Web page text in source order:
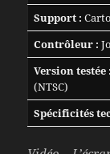
Support :
Contrôleur :
Version testée :
(NTSC)
Spécificités